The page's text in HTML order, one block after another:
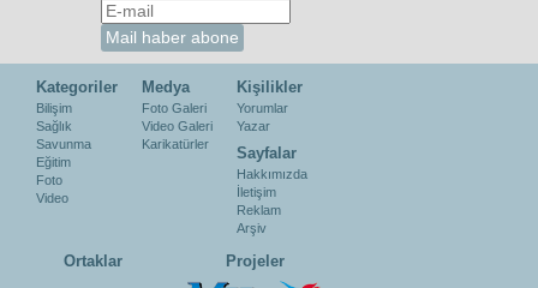
Kategoriler
Bilişim
Sağlık
Savunma
Eğitim
Foto
Video
Medya
Foto Galeri
Video Galeri
Karikatürler
Kişilikler
Yorumlar
Yazar
Sayfalar
Hakkımızda
İletişim
Reklam
Arşiv
Ortaklar Projeler